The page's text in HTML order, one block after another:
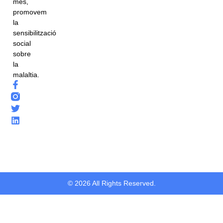
promovem
la
sensibilització
social
sobre
la
malaltia.
© 2026 All Rights Reserved.